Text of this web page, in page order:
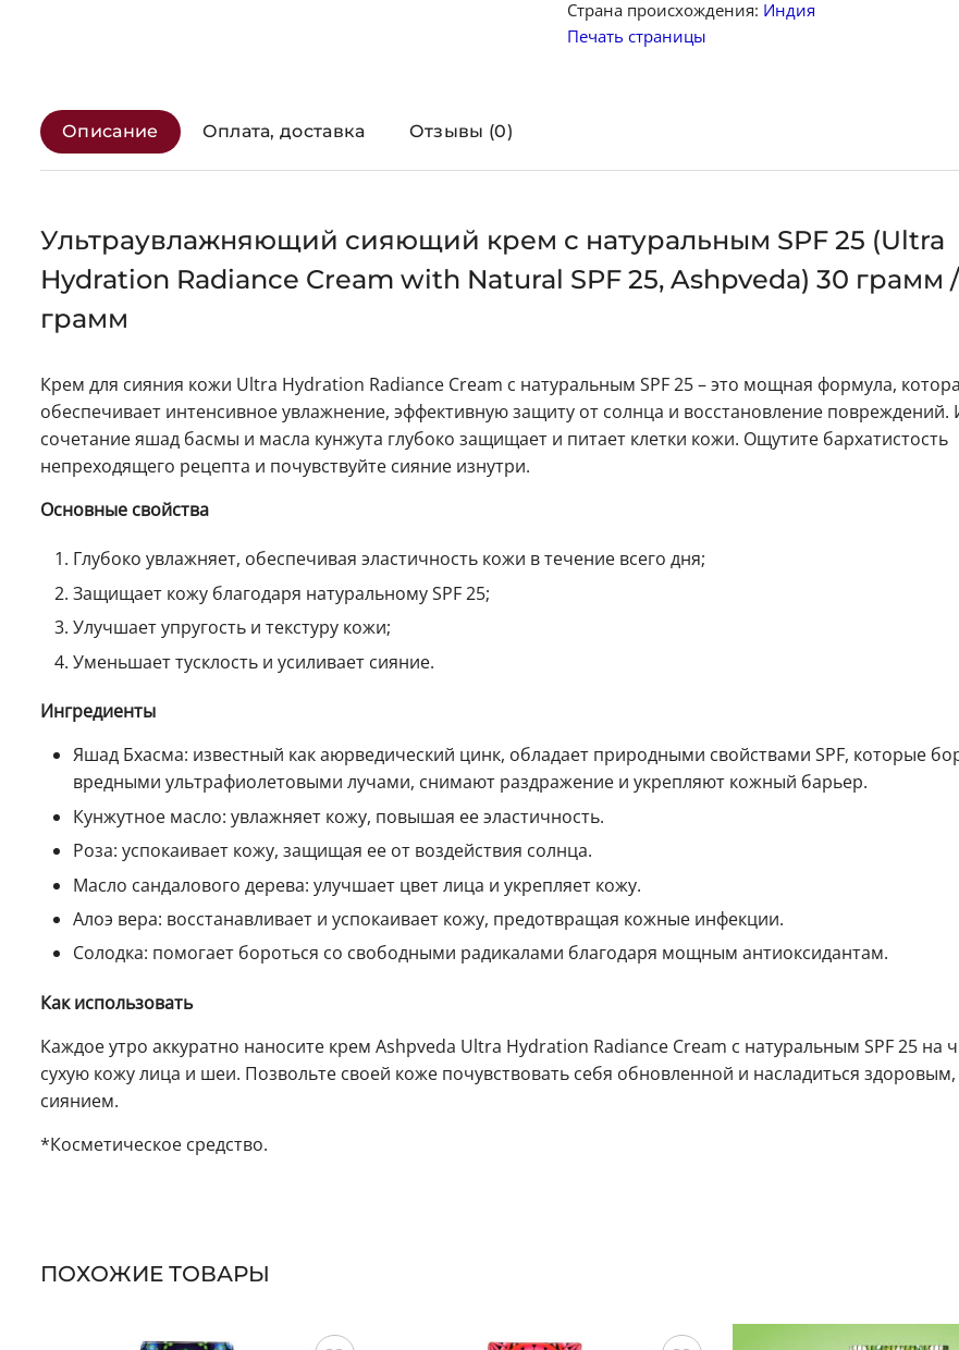
Страна происхождения: Индия
Печать страницы
Описание Оплата, доставка Отзывы (0)
Ультраувлажняющий сияющий крем с натуральным SPF 25 (Ultra
Hydration Radiance Cream with Natural SPF 25, Ashpveda) 30 грамм
грамм
Крем для сияния кожи Ultra Hydration Radiance Cream с натуральным SPF 25 – это мощная формула,
обеспечивает интенсивное увлажнение, эффективную защиту от солнца и восстановление повреждений.
сочетание яшад басмы и масла кунжута глубоко защищает и питает клетки кожи. Ощутите бархатистость
непреходящего рецепта и почувствуйте сияние изнутри.
Основные свойства
Глубоко увлажняет, обеспечивая эластичность кожи в течение всего дня;
Защищает кожу благодаря натуральному SPF 25;
Улучшает упругость и текстуру кожи;
Уменьшает тусклость и усиливает сияние.
Ингредиенты
Яшад Бхасма: известный как аюрведический цинк, обладает природными свойствами SPF, которые
вредными ультрафиолетовыми лучами, снимают раздражение и укрепляют кожный барьер.
Кунжутное масло: увлажняет кожу, повышая ее эластичность.
Роза: успокаивает кожу, защищая ее от воздействия солнца.
Масло сандалового дерева: улучшает цвет лица и укрепляет кожу.
Алоэ вера: восстанавливает и успокаивает кожу, предотвращая кожные инфекции.
Солодка: помогает бороться со свободными радикалами благодаря мощным антиоксидантам.
Как использовать
Каждое утро аккуратно наносите крем Ashpveda Ultra Hydration Radiance Cream с натуральным SPF 25 на
сухую кожу лица и шеи. Позвольте своей коже почувствовать себя обновленной и насладиться
сиянием.
*Косметическое средство.
ПОХОЖИЕ ТОВАРЫ